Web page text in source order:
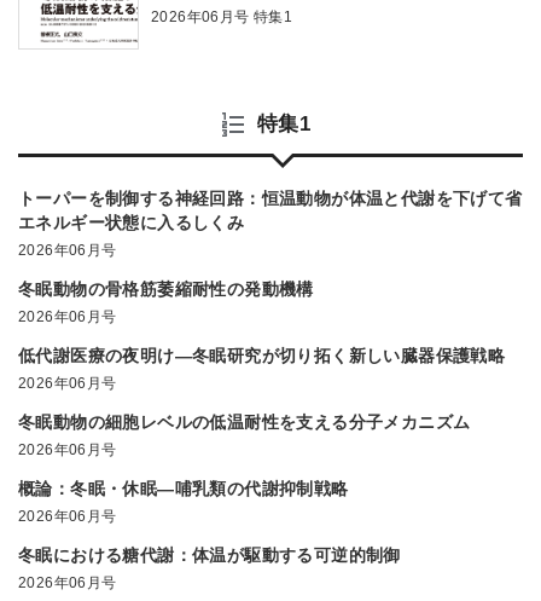
2026年06月号 特集1
特集1
トーパーを制御する神経回路：恒温動物が体温と代謝を下げて省
エネルギー状態に入るしくみ
2026年06月号
冬眠動物の骨格筋萎縮耐性の発動機構
2026年06月号
低代謝医療の夜明け―冬眠研究が切り拓く新しい臓器保護戦略
2026年06月号
冬眠動物の細胞レベルの低温耐性を支える分子メカニズム
2026年06月号
概論：冬眠・休眠―哺乳類の代謝抑制戦略
2026年06月号
冬眠における糖代謝：体温が駆動する可逆的制御
2026年06月号